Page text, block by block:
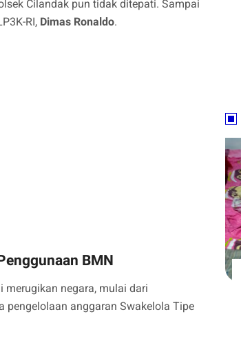
Cilandak pun tidak ditepati. Sampai
RI, Dimas Ronaldo.
BMN
merugikan negara, mulai dari
pengelolaan anggaran Swakelola Tipe